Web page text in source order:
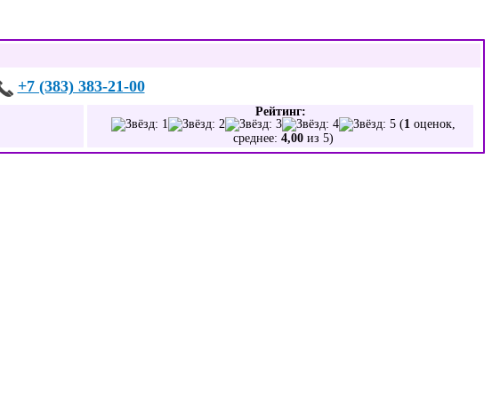
+7 (383) 383-21-00
Рейтинг:
(1 оценок,
среднее: 4,00 из 5)